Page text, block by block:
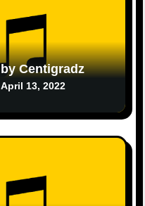
රූ වරුණා | Ru Waruna by Centigradz
April 13, 2022